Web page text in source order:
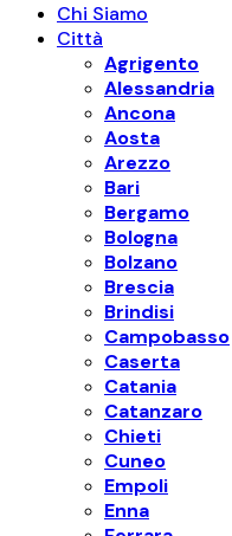
Chi Siamo
Città
Agrigento
Alessandria
Ancona
Aosta
Arezzo
Bari
Bergamo
Bologna
Bolzano
Brescia
Brindisi
Campobasso
Caserta
Catania
Catanzaro
Chieti
Cuneo
Empoli
Enna